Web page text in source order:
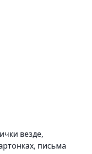
везде,
письма